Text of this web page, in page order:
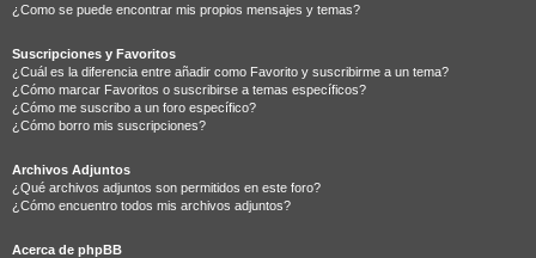
¿Como se puede encontrar mis propios mensajes y temas?
Suscripciones y Favoritos
¿Cuál es la diferencia entre añadir como Favorito y suscribirme a un tema?
¿Cómo marcar Favoritos o suscribirse a temas específicos?
¿Cómo me suscribo a un foro específico?
¿Cómo borro mis suscripciones?
Archivos Adjuntos
¿Qué archivos adjuntos son permitidos en este foro?
¿Cómo encuentro todos mis archivos adjuntos?
Acerca de phpBB